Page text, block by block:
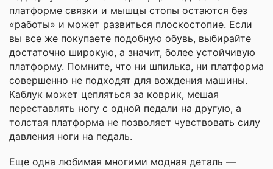
платформе связки и мышцы стопы остаются без
«работы» и может развиться плоскостопие. Если
вы все же покупаете подобную обувь, выбирайте
достаточно широкую, а значит, более устойчивую
платформу. Помните, что ни шпилька, ни платформа
совершенно не подходят для вождения машины.
Каблук может цепляться за коврик, мешая
переставлять ногу с одной педали на другую, а
толстая платформа не позволяет чувствовать силу
давления ноги на педаль.
Еще одна любимая многими модная деталь —